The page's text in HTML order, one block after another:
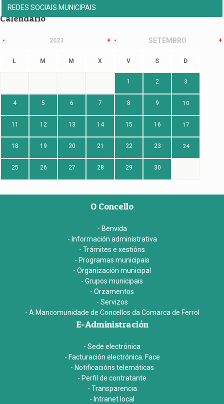
REDES SOCIAIS MUNICIPAIS
Calendario
- 2023 + - SETEMBRO +
L M M X V S D
1 2 3
4 5 6 7 8 9 10
11 12 13 14 15 16 17
18 19 20 21 22 23 24
25 26 27 28 29 30
O Concello
- Benvida
- Información administrativa
- Trámites e xestións
- Programas municipais
- Organización municipal
- Grupos municipais
- Orzamentos
- Servizos
- A Mancomunidade de Concellos da Comarca de Ferrol
E-Administración
- Sede electrónica
- Facturación electrónica. Face
- Notificacións telemáticas
- Perfil de contratante
- Transparencia
- Intranet local